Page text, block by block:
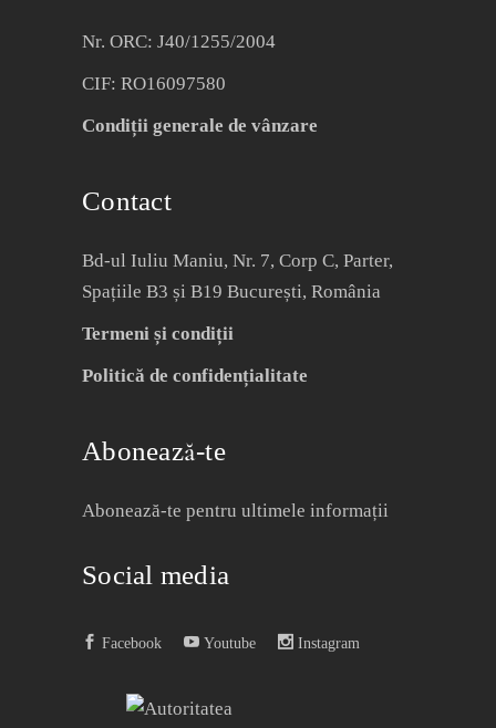
Nr. ORC: J40/1255/2004
CIF: RO16097580
Condiții generale de vânzare
Contact
Bd-ul Iuliu Maniu, Nr. 7, Corp C, Parter,
Spațiile B3 și B19 București, România
Termeni și condiții
Politică de confidențialitate
Abonează-te
Abonează-te pentru ultimele informații
Social media
Facebook Youtube Instagram